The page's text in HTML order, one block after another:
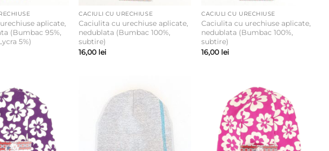
aplicate,
(Bumbac 95%,
5%)
CACIULI CU URECHIUSE
Caciulita cu urechiuse aplicate,
nedublata (Bumbac 100%,
subtire)
16,00 lei
CACIULI CU URECHIUSE
Caciulita cu urechiuse aplicate,
nedublata (Bumbac 100%,
subtire)
16,00 lei